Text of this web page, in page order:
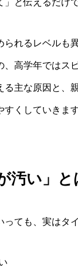
と伝えるだけ
れるレベルも
高学年ではス
る主な原因と、
くしていきます
汚い」
ても、実はタ